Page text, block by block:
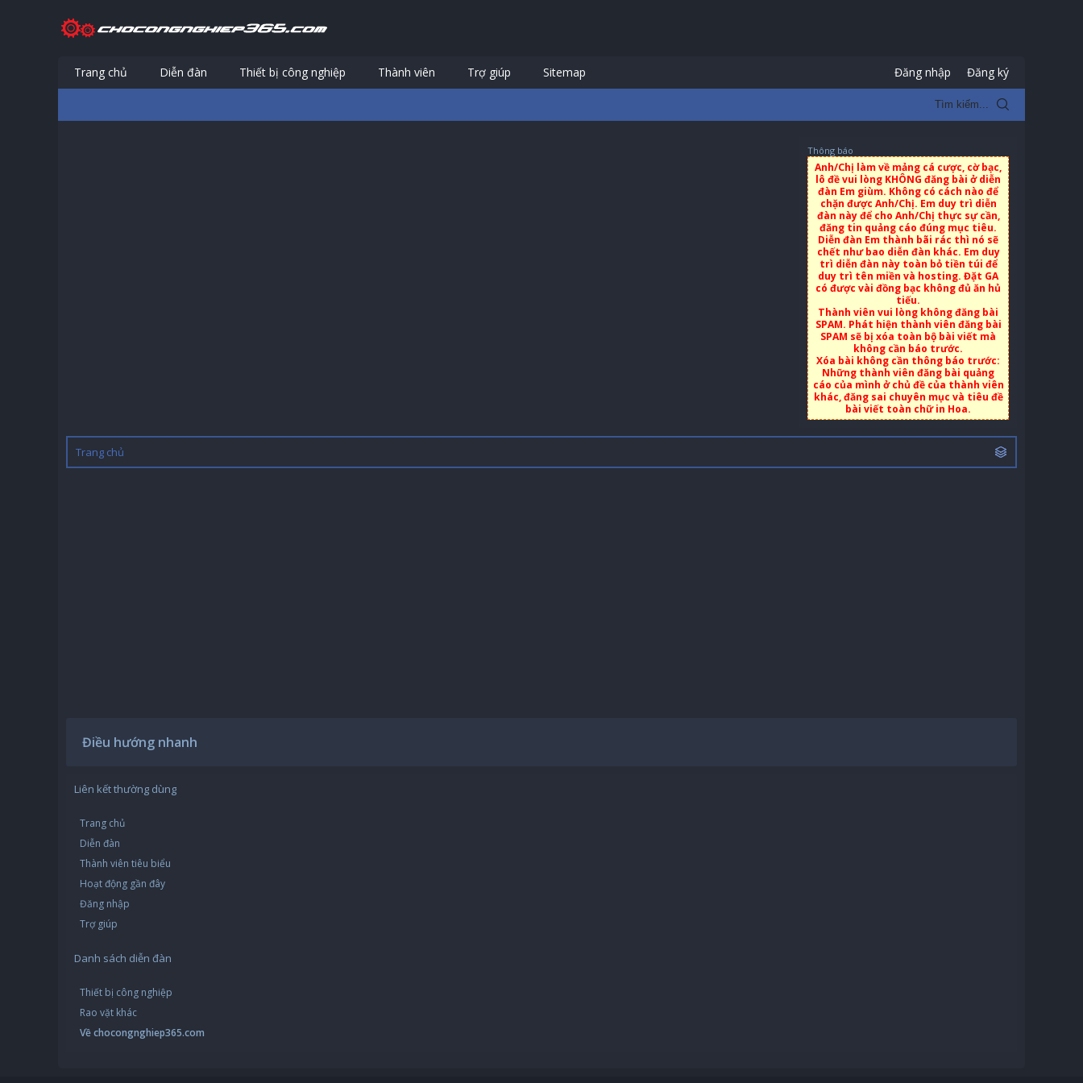
Thông báo
Anh/Chị làm về mảng cá cược, cờ bạc,
lô đề vui lòng KHÔNG đăng bài ở diễn
đàn Em giùm. Không có cách nào để
chặn được Anh/Chị. Em duy trì diễn
đàn này để cho Anh/Chị thực sự cần,
đăng tin quảng cáo đúng mục tiêu.
Diễn đàn Em thành bãi rác thì nó sẽ
chết như bao diễn đàn khác. Em duy
trì diễn đàn này toàn bỏ tiền túi để
duy trì tên miền và hosting. Đặt GA
có được vài đồng bạc không đủ ăn hủ
tiếu.
Thành viên vui lòng không đăng bài
SPAM. Phát hiện thành viên đăng bài
SPAM sẽ bị xóa toàn bộ bài viết mà
không cần báo trước.
Xóa bài không cần thông báo trước:
Những thành viên đăng bài quảng
cáo của mình ở chủ đề của thành viên
khác, đăng sai chuyên mục và tiêu đề
bài viết toàn chữ in Hoa.
Trang chủ
Điều hướng nhanh
Liên kết thường dùng
Trang chủ
Diễn đàn
Thành viên tiêu biểu
Hoạt động gần đây
Đăng nhập
Trợ giúp
Danh sách diễn đàn
Thiết bị công nghiệp
Rao vặt khác
Về chocongnghiep365.com
Trang chủ Diễn đàn Thiết bị công nghiệp Thành viên Trợ giúp Sitemap Đăng nhập Đăng ký